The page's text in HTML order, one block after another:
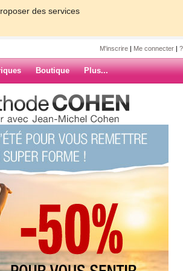
des services
M'inscrire | Me connecter |
Boutique Plus...
à faire
ARCHIVES